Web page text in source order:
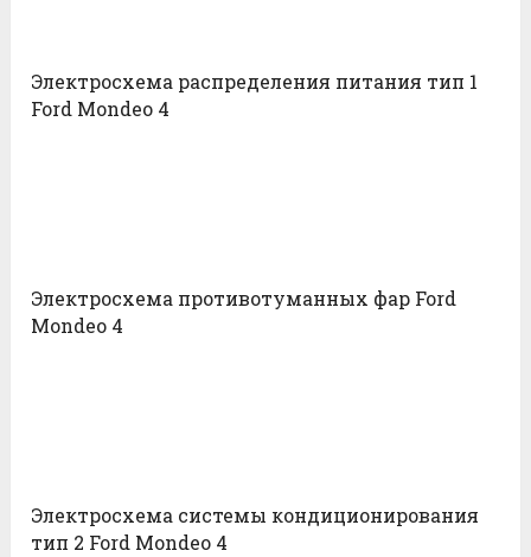
Электросхема распределения питания тип 1
Ford Mondeo 4
Электросхема противотуманных фар Ford
Mondeo 4
Электросхема системы кондиционирования
тип 2 Ford Mondeo 4